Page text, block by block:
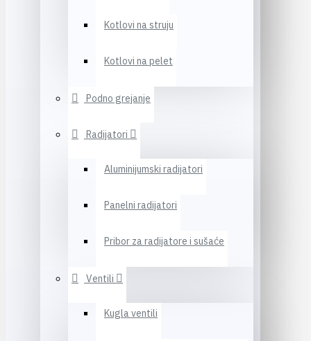
Kotlovi na struju
Kotlovi na pelet
Podno grejanje
Radijatori
Aluminijumski radijatori
Panelni radijatori
Pribor za radijatore i sušaće
Ventili
Kugla ventili